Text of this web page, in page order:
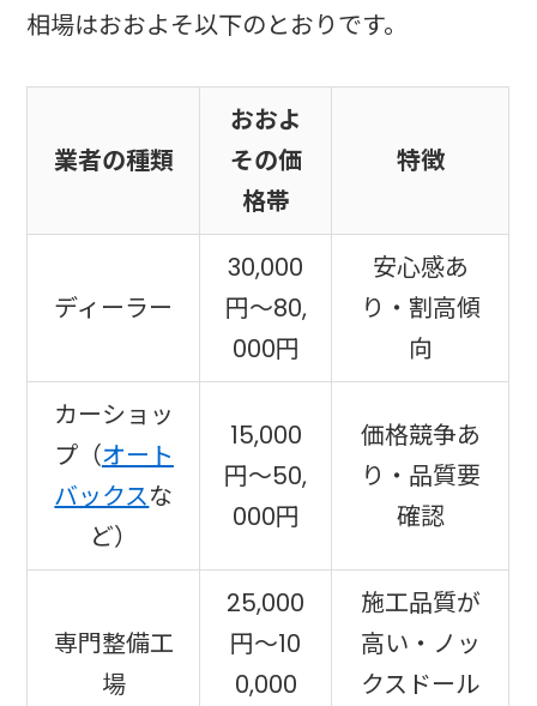
相場はおおよそ以下のとおりです。
業者の種類
おおよ
その価
格帯
特徴
ディーラー
30,000
円〜80,
000円
安心感あ
り・割高傾
向
カーショッ
プ（オート
バックスな
ど）
15,000
円〜50,
000円
価格競争あ
り・品質要
確認
専門整備工
場
25,000
円〜10
0,000
施工品質が
高い・ノッ
クスドール